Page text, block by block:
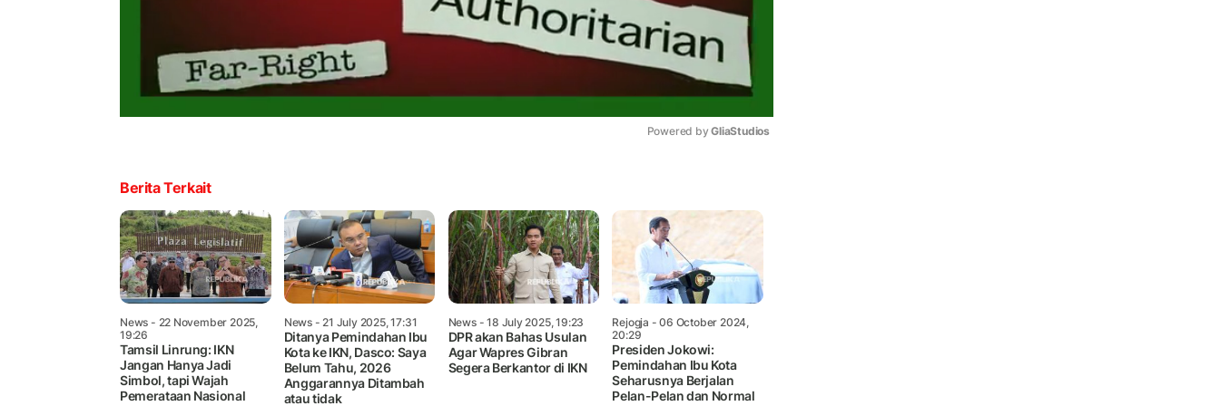
Powered by GliaStudios
Berita Terkait
News - 22 November 2025,
19:26
Tamsil Linrung: IKN
Jangan Hanya Jadi
Simbol, tapi Wajah
Pemerataan Nasional
News- 21 July 2025, 17:31
Ditanya Pemindahan Ibu
Kota ke IKN, Dasco: Saya
Belum Tahu, 2026
Anggarannya Ditambah
atau tidak
News- 18 July 2025, 19:23
DPR akan Bahas Usulan
Agar Wapres Gibran
Segera Berkantor di IKN
Rejogja - 06 October 2024,
20:29
Presiden Jokowi:
Pemindahan Ibu Kota
Seharusnya Berjalan
Pelan-Pelan dan Normal